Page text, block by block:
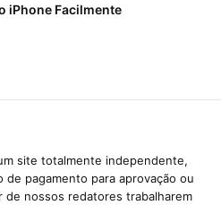
iPhone Facilmente
site totalmente independente,
pagamento para aprovação ou
de nossos redatores trabalharem